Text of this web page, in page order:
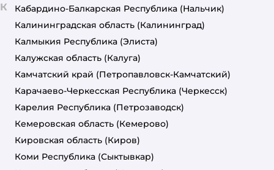
К Кабардино-Балкарская Республика (Нальчик)
Калининградская область (Калининград)
Калмыкия Республика (Элиста)
Калужская область (Калуга)
Камчатский край (Петропавловск-Камчатский)
Карачаево-Черкесская Республика (Черкесск)
Карелия Республика (Петрозаводск)
Кемеровская область (Кемерово)
Кировская область (Киров)
Коми Республика (Сыктывкар)